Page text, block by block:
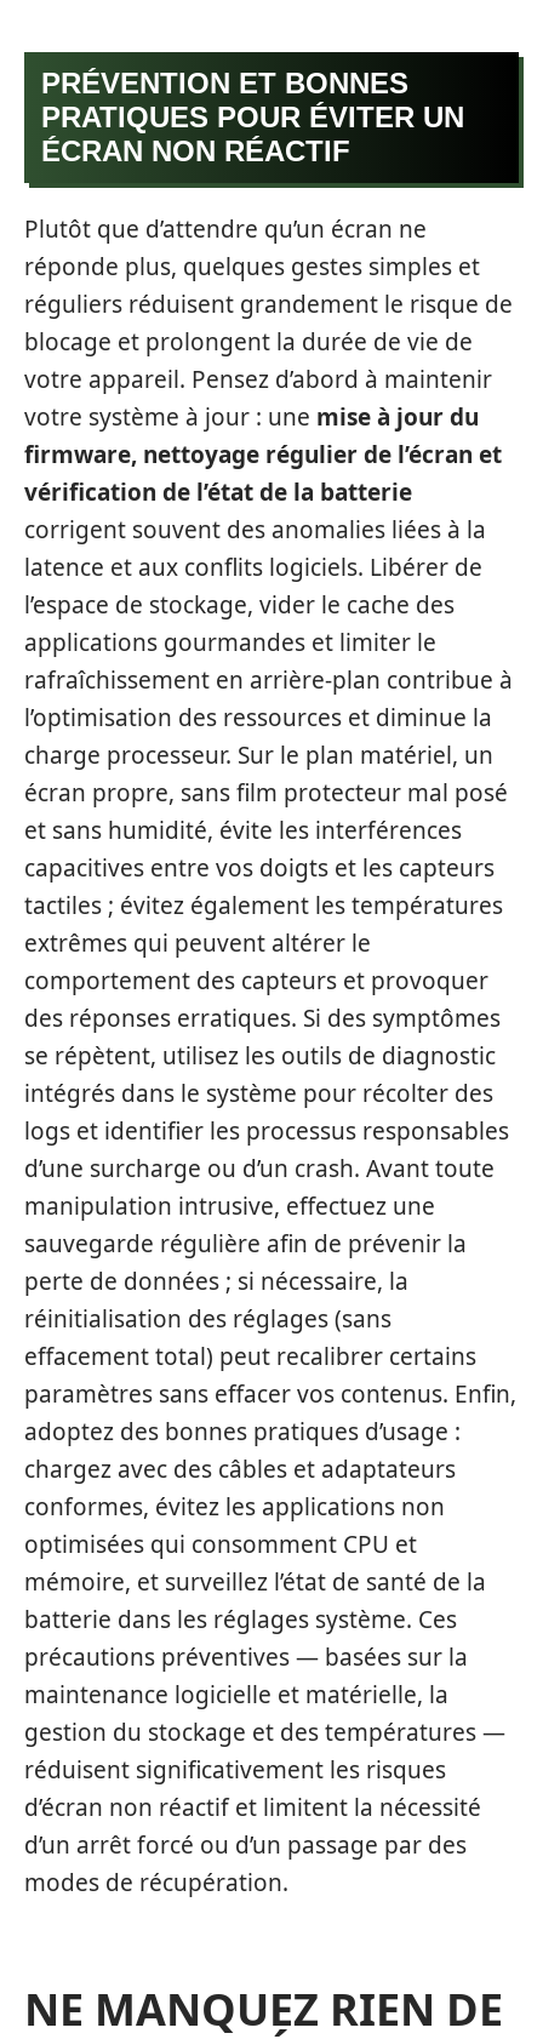
PRÉVENTION ET BONNES
PRATIQUES POUR ÉVITER UN
ÉCRAN NON RÉACTIF
Plutôt que d’attendre qu’un écran ne
réponde plus, quelques gestes simples et
réguliers réduisent grandement le risque de
blocage et prolongent la durée de vie de
votre appareil. Pensez d’abord à maintenir
votre système à jour : une mise à jour du
firmware, nettoyage régulier de l’écran et
vérification de l’état de la batterie
corrigent souvent des anomalies liées à la
latence et aux conflits logiciels. Libérer de
l’espace de stockage, vider le cache des
applications gourmandes et limiter le
rafraîchissement en arrière-plan contribue à
l’optimisation des ressources et diminue la
charge processeur. Sur le plan matériel, un
écran propre, sans film protecteur mal posé
et sans humidité, évite les interférences
capacitives entre vos doigts et les capteurs
tactiles ; évitez également les températures
extrêmes qui peuvent altérer le
comportement des capteurs et provoquer
des réponses erratiques. Si des symptômes
se répètent, utilisez les outils de diagnostic
intégrés dans le système pour récolter des
logs et identifier les processus responsables
d’une surcharge ou d’un crash. Avant toute
manipulation intrusive, effectuez une
sauvegarde régulière afin de prévenir la
perte de données ; si nécessaire, la
réinitialisation des réglages (sans
effacement total) peut recalibrer certains
paramètres sans effacer vos contenus. Enfin,
adoptez des bonnes pratiques d’usage :
chargez avec des câbles et adaptateurs
conformes, évitez les applications non
optimisées qui consomment CPU et
mémoire, et surveillez l’état de santé de la
batterie dans les réglages système. Ces
précautions préventives — basées sur la
maintenance logicielle et matérielle, la
gestion du stockage et des températures —
réduisent significativement les risques
d’écran non réactif et limitent la nécessité
d’un arrêt forcé ou d’un passage par des
modes de récupération.
NE MANQUEZ RIEN DE